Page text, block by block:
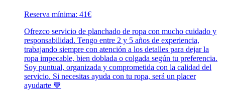
Reserva mínima: 41€
Ofrezco servicio de planchado de ropa con mucho cuidado y
responsabilidad. Tengo entre 2 y 5 años de experiencia,
trabajando siempre con atención a los detalles para dejar la
ropa impecable, bien doblada o colgada según tu preferencia.
Soy puntual, organizada y comprometida con la calidad del
servicio. Si necesitas ayuda con tu ropa, será un placer
ayudarte 💙